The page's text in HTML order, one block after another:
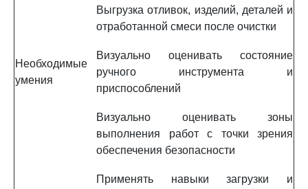
Выгрузка отливок, изделий, деталей и
отработанной смеси после очистки
Необходимые
умения
Визуально оценивать состояние
ручного инструмента и
приспособлений
Визуально оценивать зоны
выполнения работ с точки зрения
обеспечения безопасности
Применять навыки загрузки и